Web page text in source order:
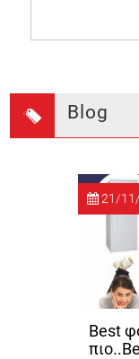
Blog
21/
Best